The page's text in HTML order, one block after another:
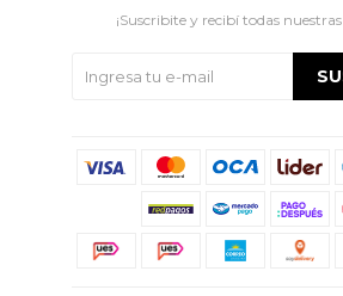
¡Suscribite y recibí todas